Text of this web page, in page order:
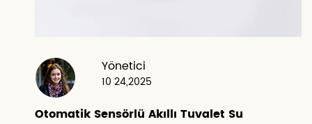
Yönetici
10 24,2025
Otomatik Sensörlü Akıllı Tuvalet Su